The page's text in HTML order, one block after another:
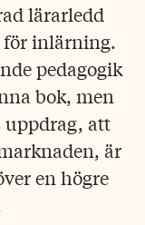
lärarledd
inlärning.
pedagogik
bok, men
uppdrag, att
är
en högre